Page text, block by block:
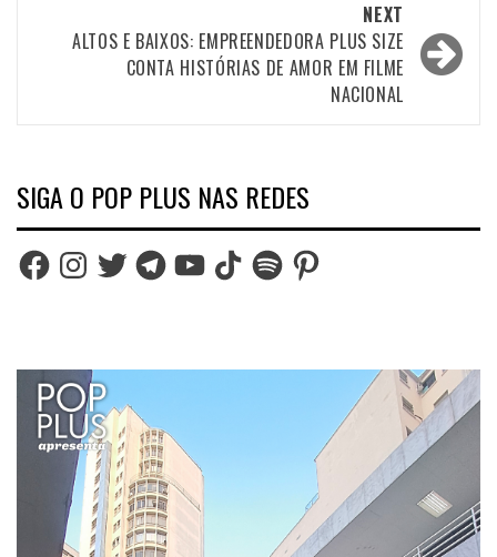
NEXT
ALTOS E BAIXOS: EMPREENDEDORA PLUS SIZE
CONTA HISTÓRIAS DE AMOR EM FILME
NACIONAL
SIGA O POP PLUS NAS REDES
FacebookInstagram
TwitterTelegramYouTubeTikTokSpotifyPinterest